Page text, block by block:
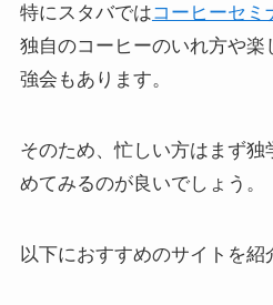
特にスタバではコーヒーセミ
独自のコーヒーのいれ方や
強会もあります。
そのため、忙しい方はまず
めてみるのが良いでしょう。
以下におすすめのサイトを紹